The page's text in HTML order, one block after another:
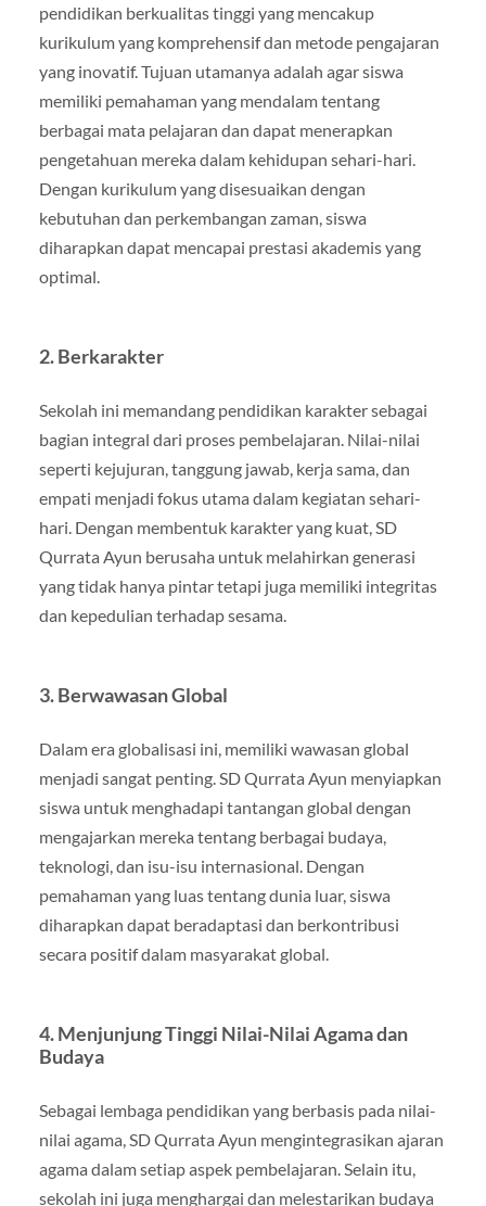
pendidikan berkualitas tinggi yang mencakup
kurikulum yang komprehensif dan metode pengajaran
yang inovatif. Tujuan utamanya adalah agar siswa
memiliki pemahaman yang mendalam tentang
berbagai mata pelajaran dan dapat menerapkan
pengetahuan mereka dalam kehidupan sehari-hari.
Dengan kurikulum yang disesuaikan dengan
kebutuhan dan perkembangan zaman, siswa
diharapkan dapat mencapai prestasi akademis yang
optimal.
2. Berkarakter
Sekolah ini memandang pendidikan karakter sebagai
bagian integral dari proses pembelajaran. Nilai-nilai
seperti kejujuran, tanggung jawab, kerja sama, dan
empati menjadi fokus utama dalam kegiatan sehari-
hari. Dengan membentuk karakter yang kuat, SD
Qurrata Ayun berusaha untuk melahirkan generasi
yang tidak hanya pintar tetapi juga memiliki integritas
dan kepedulian terhadap sesama.
3. Berwawasan Global
Dalam era globalisasi ini, memiliki wawasan global
menjadi sangat penting. SD Qurrata Ayun menyiapkan
siswa untuk menghadapi tantangan global dengan
mengajarkan mereka tentang berbagai budaya,
teknologi, dan isu-isu internasional. Dengan
pemahaman yang luas tentang dunia luar, siswa
diharapkan dapat beradaptasi dan berkontribusi
secara positif dalam masyarakat global.
4. Menjunjung Tinggi Nilai-Nilai Agama dan
Budaya
Sebagai lembaga pendidikan yang berbasis pada nilai-
nilai agama, SD Qurrata Ayun mengintegrasikan ajaran
agama dalam setiap aspek pembelajaran. Selain itu,
sekolah ini juga menghargai dan melestarikan budaya